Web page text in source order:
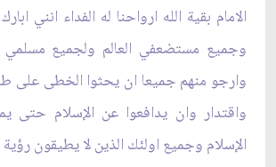
الامام بقية الله ارواحنا له الفداء انني
وجميع مستضعفي العالم ولجميع مسلمي
وارجو منهم جميعا ان يحثوا الخطى على
واقتدار وان يدافعوا عن الإسلام حتى
الإسلام وجميع اولئك الذين لا يطيقون رؤية